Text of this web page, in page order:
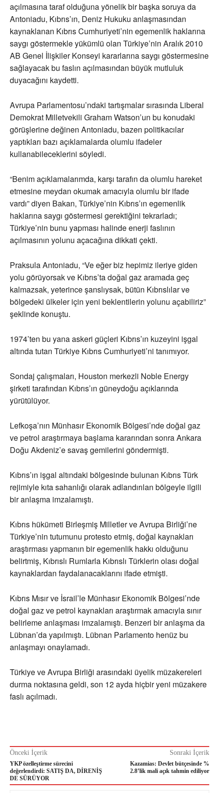
açılmasına taraf olduğuna yönelik bir başka soruya da
Antoniadu, Kıbrıs’ın, Deniz Hukuku anlaşmasından
kaynaklanan Kıbrıs Cumhuriyeti’nin egemenlik haklarına
saygı göstermekle yükümlü olan Türkiye’nin Aralık 2010
AB Genel İlişkiler Konseyi kararlarına saygı göstermesine
sağlayacak bu faslın açılmasından büyük mutluluk
duyacağını kaydetti.
Avrupa Parlamentosu’ndaki tartışmalar sırasında Liberal
Demokrat Milletvekili Graham Watson’un bu konudaki
görüşlerine değinen Antoniadu, bazen politikacılar
yaptıkları bazı açıklamalarda olumlu ifadeler
kullanabileceklerini söyledi.
“Benim açıklamalarımda, karşı tarafın da olumlu hareket
etmesine meydan okumak amacıyla olumlu bir ifade
vardı” diyen Bakan, Türkiye’nin Kıbrıs’ın egemenlik
haklarına saygı göstermesi gerektiğini tekrarladı;
Türkiye’nin bunu yapması halinde enerji faslının
açılmasının yolunu açacağına dikkati çekti.
Praksula Antoniadu, “Ve eğer biz hepimiz ileriye giden
yolu görüyorsak ve Kıbrıs’ta doğal gaz aramada geç
kalmazsak, yeterince şanslıysak, bütün Kıbrıslılar ve
bölgedeki ülkeler için yeni beklentilerin yolunu açabiliriz”
şeklinde konuştu.
1974’ten bu yana askeri güçleri Kıbrıs’ın kuzeyini işgal
altında tutan Türkiye Kıbrıs Cumhuriyeti’ni tanımıyor.
Sondaj çalışmaları, Houston merkezli Noble Energy
şirketi tarafından Kıbrıs’ın güneydoğu açıklarında
yürütülüyor.
Lefkoşa’nın Münhasır Ekonomik Bölgesi’nde doğal gaz
ve petrol araştırmaya başlama kararından sonra Ankara
Doğu Akdeniz’e savaş gemilerini göndermişti.
Kıbrıs’ın işgal altındaki bölgesinde bulunan Kıbrıs Türk
rejimiyle kıta sahanlığı olarak adlandırılan bölgeyle ilgili
bir anlaşma imzalamıştı.
Kıbrıs hükümeti Birleşmiş Milletler ve Avrupa Birliği’ne
Türkiye’nin tutumunu protesto etmiş, doğal kaynakları
araştırması yapmanın bir egemenlik hakkı olduğunu
belirtmiş, Kıbrıslı Rumlarla Kıbrıslı Türklerin olası doğal
kaynaklardan faydalanacaklarını ifade etmişti.
Kıbrıs Mısır ve İsrail’le Münhasır Ekonomik Bölgesi’nde
doğal gaz ve petrol kaynakları araştırmak amacıyla sınır
belirleme anlaşması imzalamıştı. Benzeri bir anlaşma da
Lübnan’da yapılmıştı. Lübnan Parlamento henüz bu
anlaşmayı onaylamadı.
Türkiye ve Avrupa Birliği arasındaki üyelik müzakereleri
durma noktasına geldi, son 12 ayda hiçbir yeni müzakere
faslı açılmadı.
Önceki İçerik
YKP özelleştirme sürecini
değerlendirdi: SATIŞ DA, DİRENİŞ
DE SÜRÜYOR
Sonraki İçerik
Kazamias: Devlet bütçesinde %
2.8’lik mali açık tahmin ediliyor